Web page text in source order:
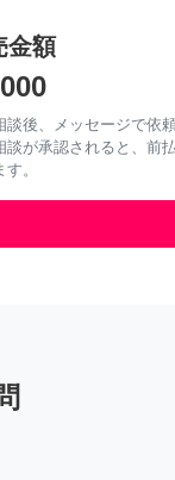
金額
談後、メッセージで依
談が承認されると、前
。